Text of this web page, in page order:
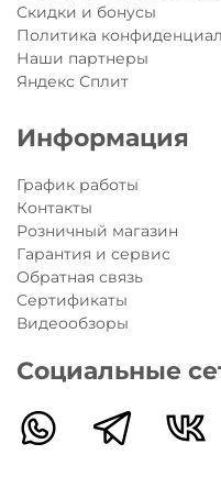
Скидки и бонусы
Политика
Наши партнеры
Яндекс Сплит
Информация
График работы
Контакты
Розничный магазин
Гарантия и сервис
Обратная связь
Сертификаты
Видеообзоры
Социальные